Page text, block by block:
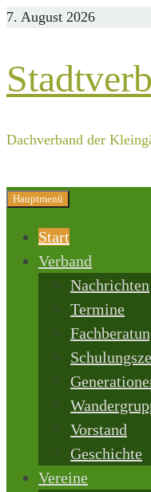
Zurück
7. August 2026
Dachverband der
Hauptmenü
Start
Verband
Nachrichten
Termine
Vorstand
Geschichte
Vereine